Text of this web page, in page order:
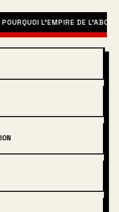
L’EMPIRE DE